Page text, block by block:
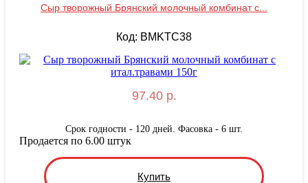
Сыр творожный Брянский молочный комбинат с...
Код: BMKТС38
97.40 р.
Срок годности - 120 дней. Фасовка - 6 шт.
Купить
Продается по 6.00 штук